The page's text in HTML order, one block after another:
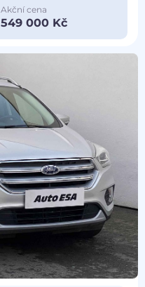
Akční cena
549 000 Kč